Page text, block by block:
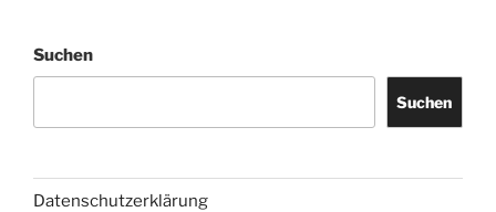
Suchen
Suchen
Datenschutzerklärung